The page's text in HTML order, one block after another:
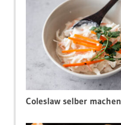
Coleslaw selber machen